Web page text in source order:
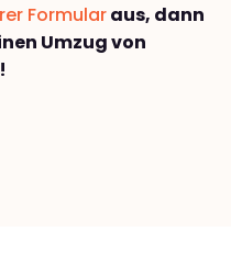
Formularaus, dann
Umzug von